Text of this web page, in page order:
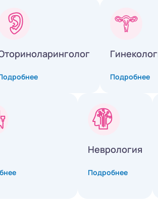
Подробнее
Неврология
Подробнее